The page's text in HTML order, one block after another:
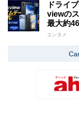
ドライ
viewの
最大約
エンタメ